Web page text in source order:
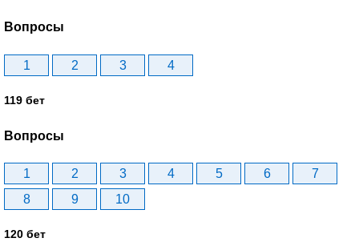
Вопросы
1 2 3 4
119 бет
Вопросы
1 2 3 4 5 6
7
8
9 10
120 бет